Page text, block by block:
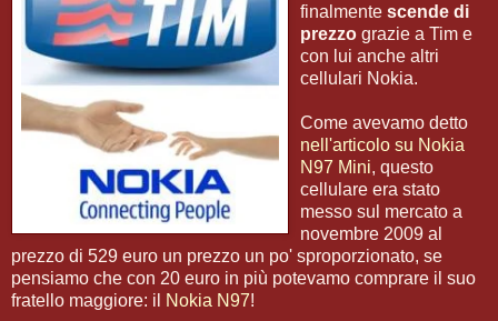
finalmente scende di
prezzo grazie a Tim e
con lui anche altri
cellulari Nokia.
Come avevamo detto
nell'articolo su Nokia
N97 Mini, questo
cellulare era stato
messo sul mercato a
novembre 2009 al
prezzo di 529 euro un prezzo un po' sproporzionato, se
pensiamo che con 20 euro in più potevamo comprare il suo
fratello maggiore: il
Nokia N97!